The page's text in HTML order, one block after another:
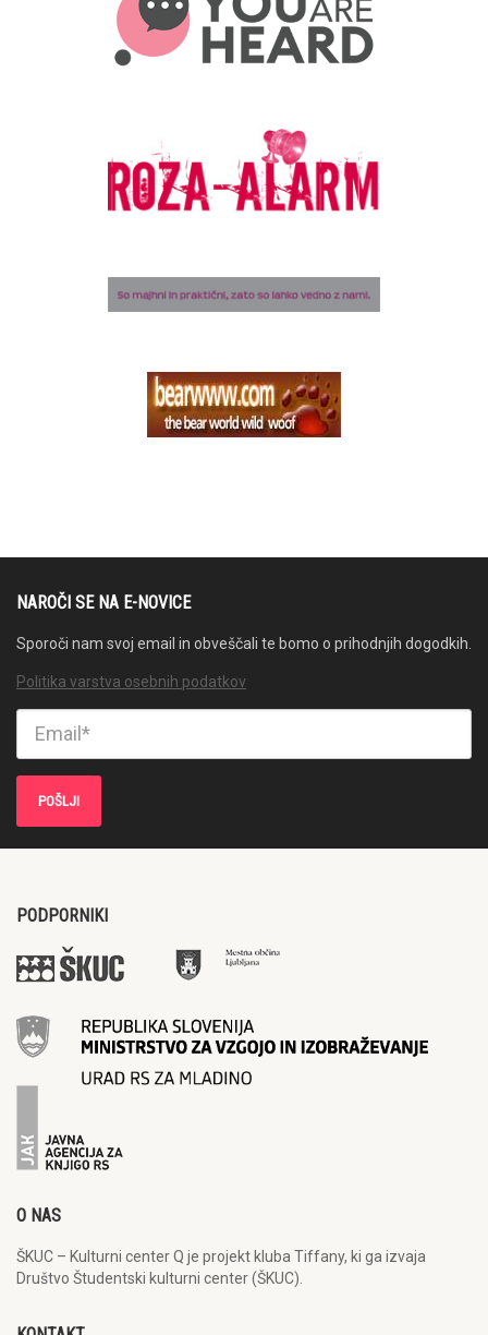
NAROČI SE NA E-NOVICE
Sporoči nam svoj email in obveščali te bomo o prihodnjih dogodkih.
Politika varstva osebnih podatkov
PODPORNIKI
O NAS
ŠKUC – Kulturni center Q je projekt kluba Tiffany, ki ga izvaja
Društvo Študentski kulturni center (ŠKUC).